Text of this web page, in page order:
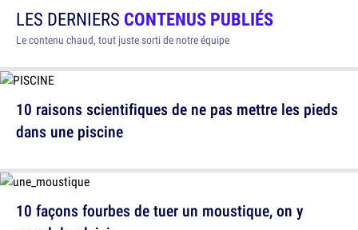
LES DERNIERS CONTENUS PUBLIÉS
Le contenu chaud, tout juste sorti de notre équipe
10 raisons scientifiques de ne pas mettre les pieds
dans une piscine
10 façons fourbes de tuer un moustique, on y